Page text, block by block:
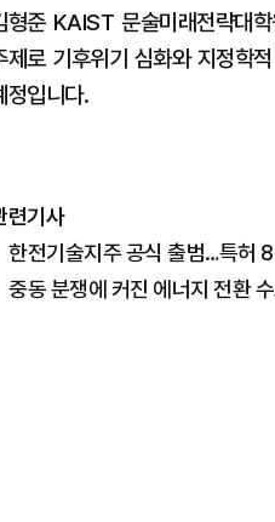
형준 KAIST 문술미래전략대
제로 기후위기 심화와 지정학
정입니다.
련기사
한전기술지주 공식 출범…특허
중동 분쟁에 커진 에너지 전환